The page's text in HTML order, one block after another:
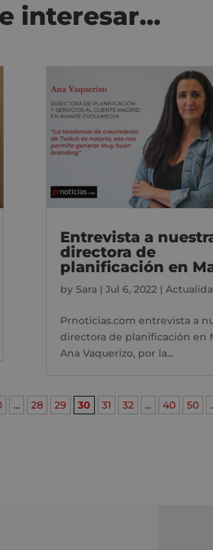
interesar…
Entrevista a
directora de
planificación en
by Sara | Jul 6, 2022 |
Prnoticias.com entrevista a
directora de planificación en
Ana Vaquerizo, por la...
... 28 29 30 31 32 ... 40 50